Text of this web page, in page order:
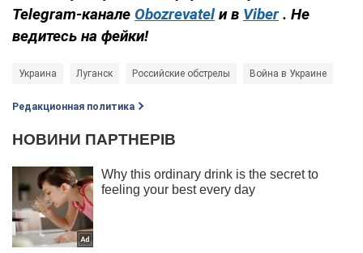
Telegram-канале Obozrevatel и в Viber . Не
ведитесь на фейки!
Украина Луганск Российские обстрелы Война в Украине
Редакционная политика